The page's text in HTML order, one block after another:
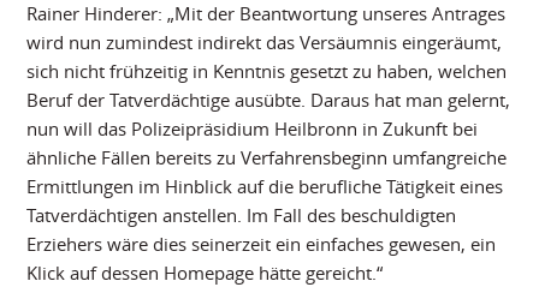
Rainer Hinderer: „Mit der Beantwortung unseres Antrages
wird nun zumindest indirekt das Versäumnis eingeräumt,
sich nicht frühzeitig in Kenntnis gesetzt zu haben, welchen
Beruf der Tatverdächtige ausübte. Daraus hat man gelernt,
nun will das Polizeipräsidium Heilbronn in Zukunft bei
ähnliche Fällen bereits zu Verfahrensbeginn umfangreiche
Ermittlungen im Hinblick auf die berufliche Tätigkeit eines
Tatverdächtigen anstellen. Im Fall des beschuldigten
Erziehers wäre dies seinerzeit ein einfaches gewesen, ein
Klick auf dessen Homepage hätte gereicht.“